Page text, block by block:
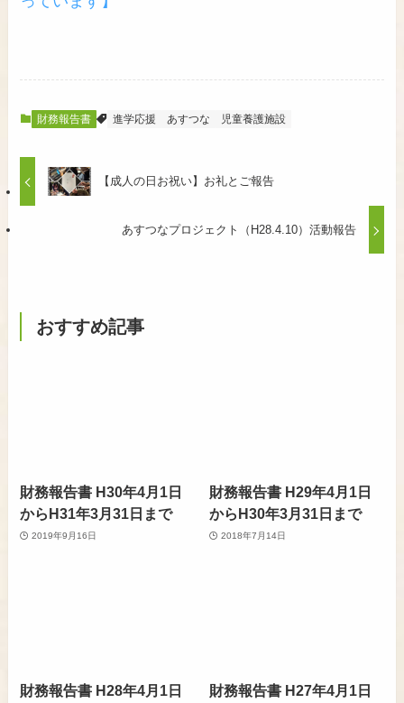
財務報告書 進学応援 あすつな 児童養護施設
【成人の日お祝い】お礼とご報告
あすつなプロジェクト（H28.4.10）活動報告
おすすめ記事
財務報告書 H30年4月1日
からH31年3月31日まで
2019年9月16日
財務報告書 H29年4月1日
からH30年3月31日まで
2018年7月14日
財務報告書 H28年4月1日
財務報告書 H27年4月1日